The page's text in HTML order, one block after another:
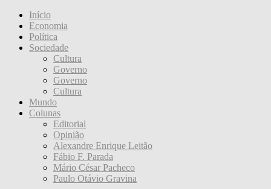
Início
Economia
Política
Sociedade
Cultura
Governo
Governo
Cultura
Mundo
Colunas
Editorial
Opinião
Alexandre Enrique Leitão
Fábio F. Parada
Mário César Pacheco
Paulo Otávio Gravina